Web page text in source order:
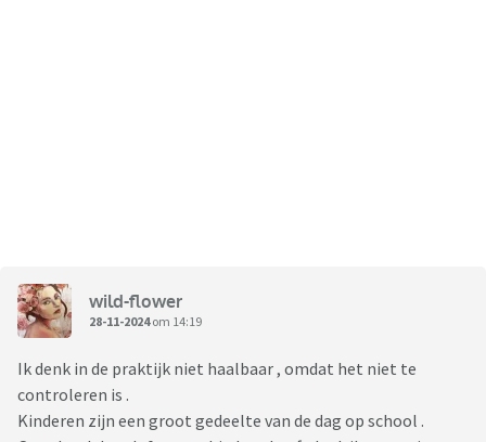
wild-flower
28-11-2024om 14:19
Ik denk in de praktijk niet haalbaar , omdat het niet te
controleren is .
Kinderen zijn een groot gedeelte van de dag op school .